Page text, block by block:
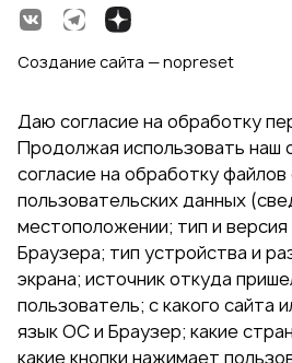
Создание сайта — nopreset
Даю согласие на обработку
Продолжая использовать наш
согласие на обработку файлов
пользовательских данных
местоположении; тип и
Браузера; тип устройства и
экрана; источник откуда
пользователь; с какого сайта
язык ОС и Браузер; какие
какие кнопки нажимает